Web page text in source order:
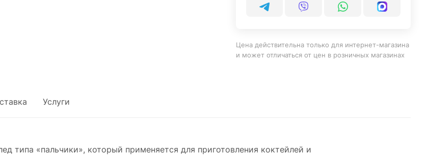
Цена действительна только для интернет-магазина
и может отличаться от цен в розничных магазинах
Услуги
типа «пальчики», который применяется для приготовления коктейлей и